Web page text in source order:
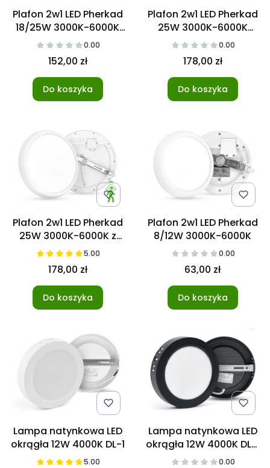
Plafon 2w1 LED Pherkad
18/25W 3000K-6000K
Czarny0.00
152,00 zł
Do koszyka
Plafon 2w1 LED Pherkad
25W 3000K-6000K
Czarny z czujnikiem
ruchu
0.00
178,00 zł
Do koszyka
Plafon 2w1 LED Pherkad
25W 3000K-6000K z
czujnikiem ruchu
5.00
178,00 zł
Do koszyka
Plafon 2w1 LED Pherkad
8/12W 3000K-6000K
0.00
63,00 zł
Do koszyka
Lampa natynkowa LED
okrągła 12W 4000K DL-1
5.00
Lampa natynkowa LED
okrągła 12W 4000K DL-1
czarna0.00